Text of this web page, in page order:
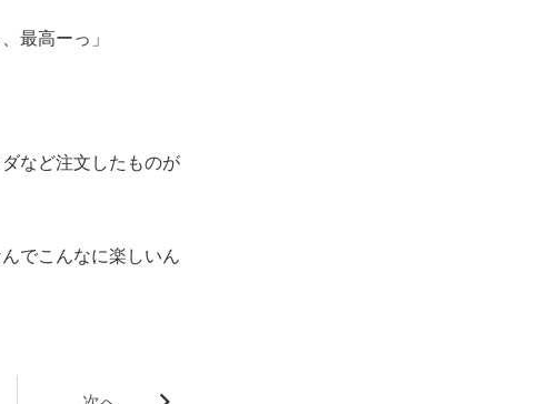
最高ーっ」
など注文したものが
でこんなに楽しいん